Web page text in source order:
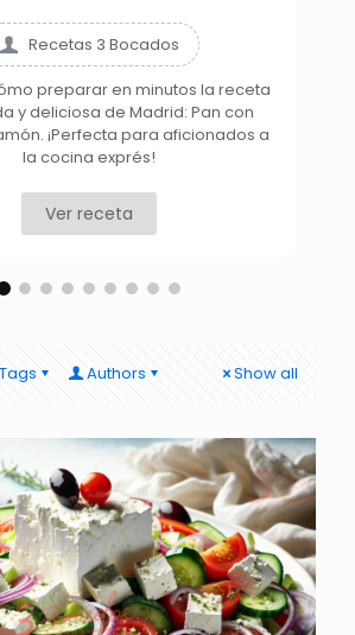
Recetas 3 Bocados
preparar en minutos la receta
y deliciosa de Madrid: Pan con
¡Perfecta para aficionados a
la cocina exprés!
Ver receta
Tags Authors Show all